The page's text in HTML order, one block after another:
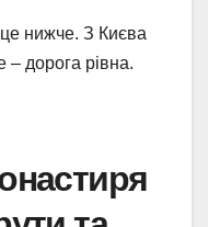
нижче. З Києва
– дорога рівна.